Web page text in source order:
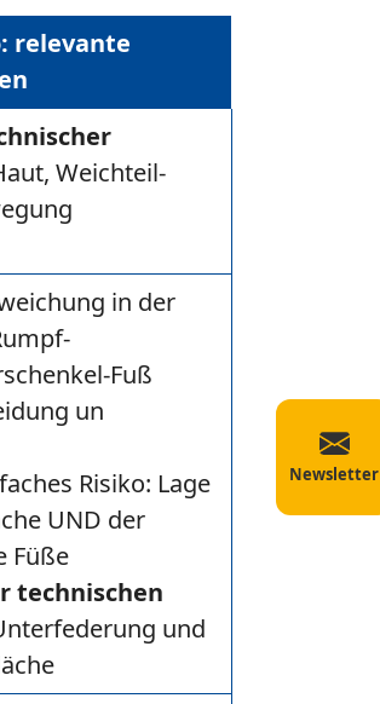
relevante
Weichteil-
in der
Fuß
un
Risiko: Lage
UND der
Füße
technischen
und
Newsletter